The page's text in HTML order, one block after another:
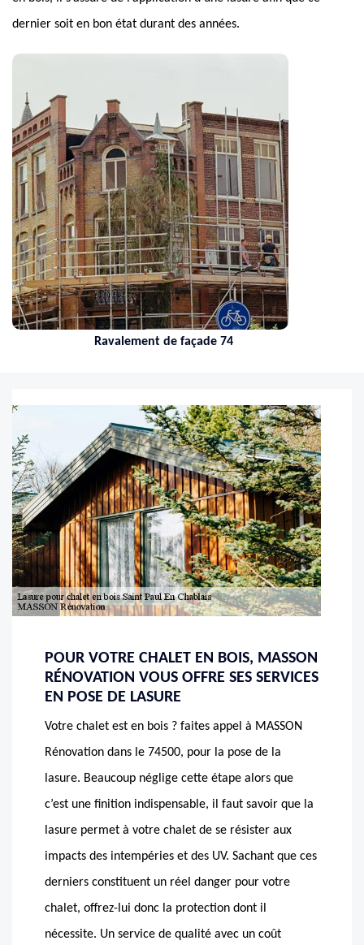
dernier soit en bon état durant des années.
Ravalement de façade 74
POUR VOTRE CHALET EN BOIS, MASSON
RÉNOVATION VOUS OFFRE SES SERVICES
EN POSE DE LASURE
Votre chalet est en bois ? faites appel à MASSON
Rénovation dans le 74500, pour la pose de la
lasure. Beaucoup néglige cette étape alors que
c’est une finition indispensable, il faut savoir que la
lasure permet à votre chalet de se résister aux
impacts des intempéries et des UV. Sachant que ces
derniers constituent un réel danger pour votre
chalet, offrez-lui donc la protection dont il
nécessite. Un service de qualité avec un coût